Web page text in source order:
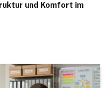
und Komfort im